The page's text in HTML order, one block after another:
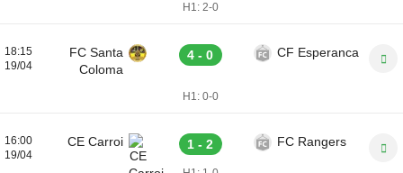
H1: 2-0
18:15
19/04
FC Santa
Coloma
4 - 0 CF Esperanca
H1: 0-0
16:00
19/04
CE Carroi 1 - 2 FC Rangers